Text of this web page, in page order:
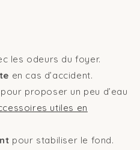
les odeurs du foyer.
en cas d’accident.
pour proposer un peu d’eau
utiles en
pour stabiliser le fond.